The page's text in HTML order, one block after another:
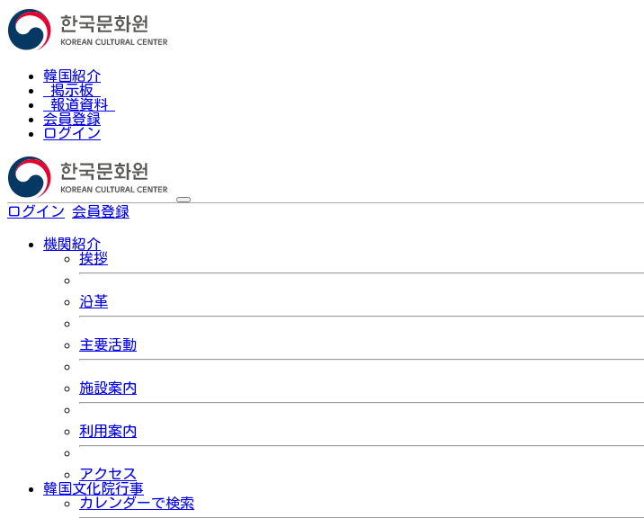
韓国紹介
掲示板
報道資料
会員登録
ログイン
ログイン 会員登録
機関紹介
挨拶
沿革
主要活動
施設案内
利用案内
アクセス
韓国文化院行事
カレンダーで検索